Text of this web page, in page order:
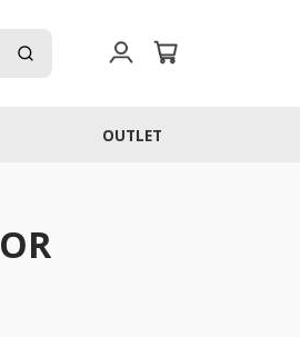
OUTLET